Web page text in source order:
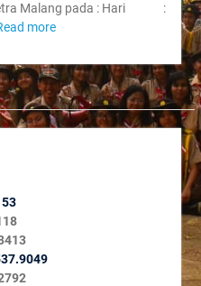
Malang pada : Hari :
more
53